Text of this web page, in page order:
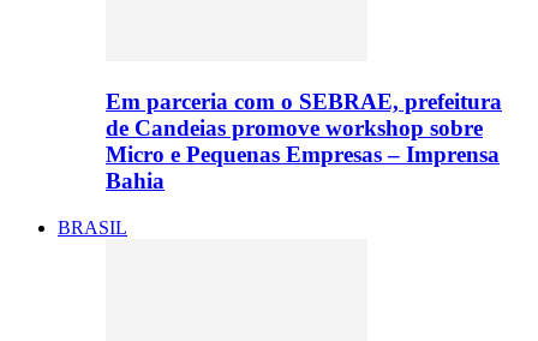
Em parceria com o SEBRAE, prefeitura
de Candeias promove workshop sobre
Micro e Pequenas Empresas – Imprensa
Bahia
BRASIL